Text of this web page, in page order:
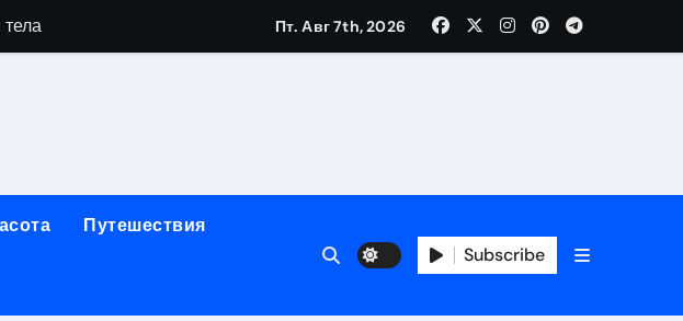
и ориентиры по возрасту, росту и полу
в условиях неопределённости
и риски
Пт. Авг 7th, 2026
Путешествия
Subscribe